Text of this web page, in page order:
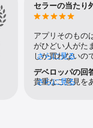
い方法が用意され、
す。
文した商品が発送さ
いきますよ！
、ドイツ語、フラン
ポーランド語、日本
。
の拡張現実（AR) ベ
セラーの当たり
アプリそのもの
がひどい人がた
しか買わないの
とかの商品の
セラーに多い。
索のしにくさを
さらに見る
デベロッパの回
貴重なご意見を
さらに見る